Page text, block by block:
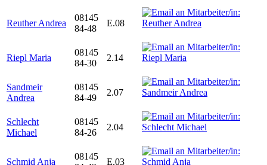
Reuther Andrea
08145
84-48
E.08
Riepl Maria
08145
84-30
2.14
Sandmeir
Andrea
08145
84-49
2.07
Schlecht
Michael
08145
84-26
2.04
Schmid Anja
08145
E.03